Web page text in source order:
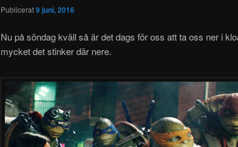
Publicerat9 juni, 2016
Nu på söndag kväll så är det dags för oss att ta oss ner i
mycket det stinker där nere.